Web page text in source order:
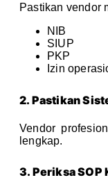
Pastikan vendor
NIB
SIUP
PKP
Izin
2. Pastikan
Vendor
lengkap.
3. Periksa SOP